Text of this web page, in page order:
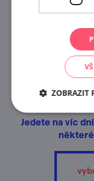
S
Jedete na víc
ZOBRAZIT